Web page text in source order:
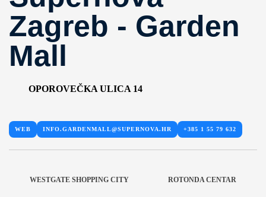
Zagreb - Garden
Mall
OPOROVEČKA ULICA 14
WEB INFO.GARDENMALL@SUPERNOVA.HR +385 1 55 79 632
WESTGATE SHOPPING CITY ROTONDA CENTAR